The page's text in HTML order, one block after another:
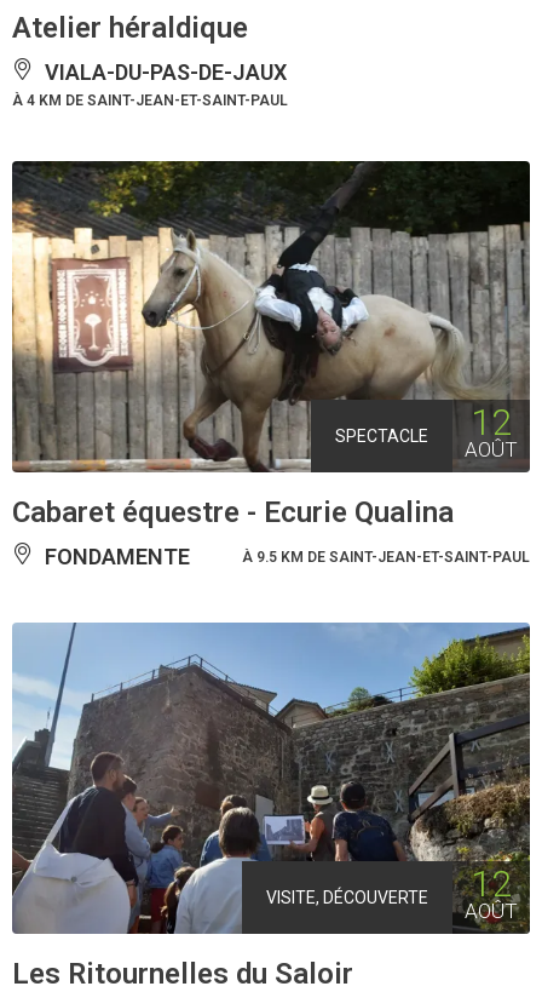
Atelier héraldique
VIALA-DU-PAS-DE-JAUX
À 4 KM DE SAINT-JEAN-ET-SAINT-PAUL
SPECTACLE 12
AOÛT
Cabaret équestre - Ecurie Qualina
FONDAMENTE À 9.5 KM DE SAINT-JEAN-ET-SAINT-PAUL
VISITE, DÉCOUVERTE 12
AOÛT
Les Ritournelles du Saloir